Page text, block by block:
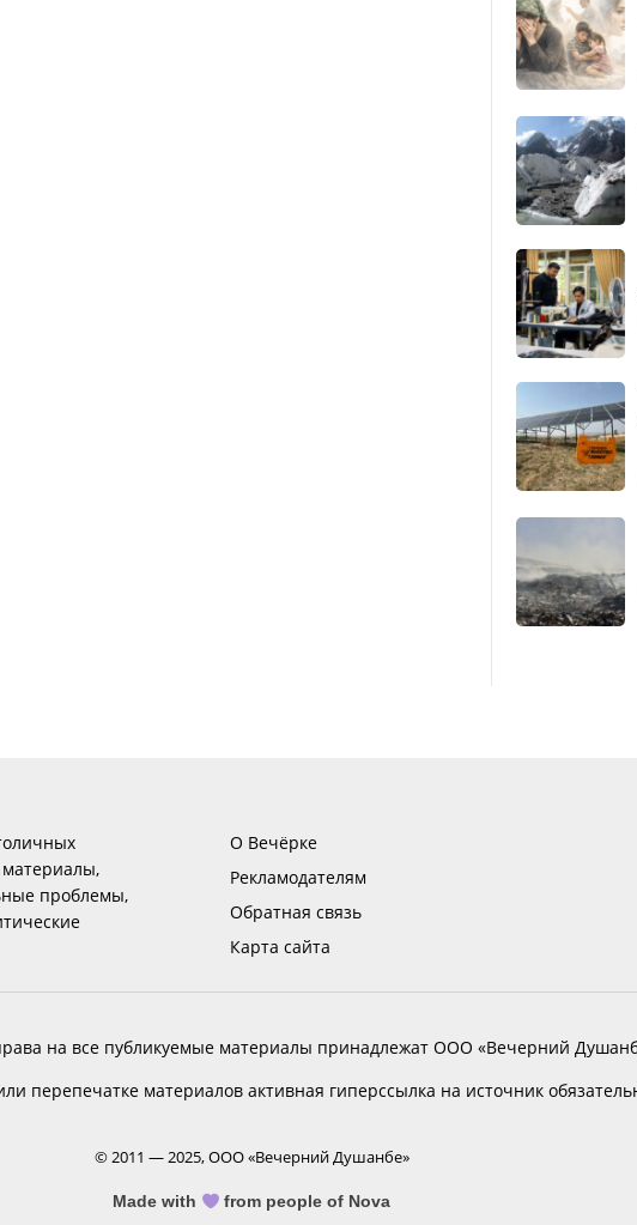
материалы,
проблемы,
О Вечёрке
Рекламодателям
Обратная связь
Карта сайта
на все публикуемые материалы принадлежат ООО «Вечерний
перепечатке материалов активная гиперссылка на источник
© 2011 — 2025, ООО «Вечерний Душанбе»
Made with from people of Nova